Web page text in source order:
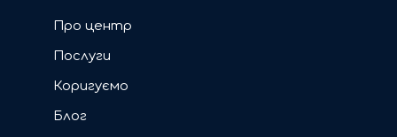
Про центр
Послуги
Коригуємо
Блог